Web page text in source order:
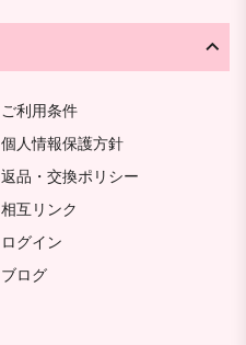
ご利用条件
個人情報保護方針
返品・交換ポリシー
相互リンク
ログイン
ブログ